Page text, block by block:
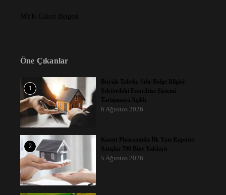
MYK Galeri Belgesi
Öne Çıkanlar
1
Büyük Tabela, Sıfır Bölge Bilgisi:
Sektördeki Franchise Sistemi
Tartışmaya Açıldı
6 Ağustos 2026
2
Konut Piyasasında İlk Yarı Raporu:
Satışlar 700 Bine Yaklaştı
5 Ağustos 2026